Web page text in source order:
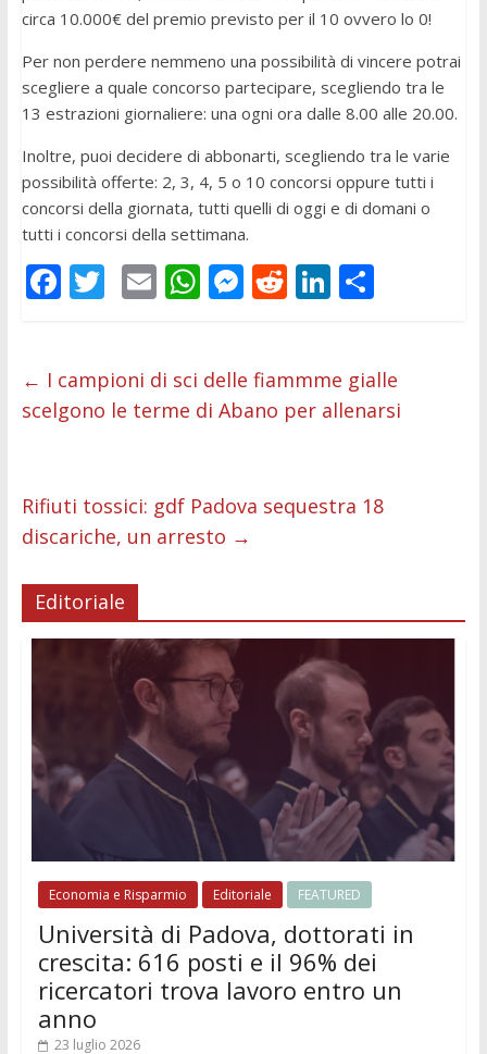
circa 10.000€ del premio previsto per il 10 ovvero lo 0!
Per non perdere nemmeno una possibilità di vincere potrai
scegliere a quale concorso partecipare, scegliendo tra le
13 estrazioni giornaliere: una ogni ora dalle 8.00 alle 20.00.
Inoltre, puoi decidere di abbonarti, scegliendo tra le varie
possibilità offerte: 2, 3, 4, 5 o 10 concorsi oppure tutti i
concorsi della giornata, tutti quelli di oggi e di domani o
tutti i concorsi della settimana.
F
b
o
k
T
er
E
l
W
s
A
p
M
e
n
er
R
di
t
Li
e
dI
C
di
vi
← I campioni di sci delle fiammme gialle
scelgono le terme di Abano per allenarsi
Rifiuti tossici: gdf Padova sequestra 18
discariche, un arresto →
Editoriale
Economia e Risparmio Editoriale FEATURED
Università di Padova, dottorati in
crescita: 616 posti e il 96% dei
ricercatori trova lavoro entro un
anno
23 luglio 2026